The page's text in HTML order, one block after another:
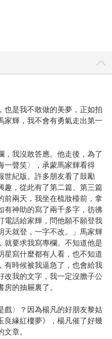
也是我不敢做的美夢，正如拍
家輝，我不會有勇氣走出第一
，我沒敢答應。他走後，為了
一聲笑〉，承蒙馬家輝看得
世紀版。許多朋友看了鼓勵
趣，從此有了第二篇、第三篇
前兩天，我坐在梳妝檯前，拿
有神助的寫了兩千多字，彷彿
電話給家輝，問他願不願登我
天就登，一字不改。」馬家輝
就要求我寫專欄。不知道他是
星寫什麼都有人看，也不知道
有時候被我逼急了，也會給我
改我的文字，我一定沒膽子公
的抽屜裏了。
戲〉？因為楊凡的好朋友黎姑
良緣紅樓夢》，楊凡催了好幾
章。